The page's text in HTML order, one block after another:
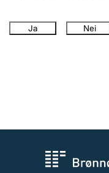
Ja Nei